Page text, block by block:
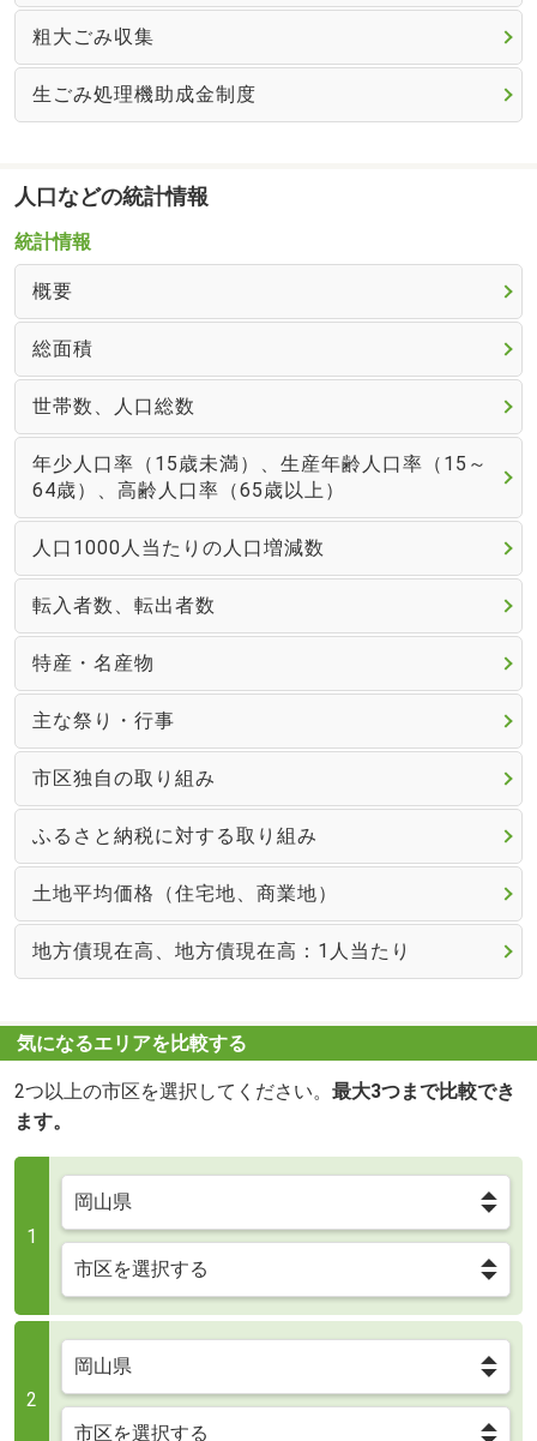
粗大ごみ収集
生ごみ処理機助成金制度
人口などの統計情報
統計情報
概要
総面積
世帯数、人口総数
年少人口率（15歳未満）、生産年齢人口率（15～
64歳）、高齢人口率（65歳以上）
人口1000人当たりの人口増減数
転入者数、転出者数
特産・名産物
主な祭り・行事
市区独自の取り組み
ふるさと納税に対する取り組み
土地平均価格（住宅地、商業地）
地方債現在高、地方債現在高：1人当たり
気になるエリアを比較する
2つ以上の市区を選択してください。 最大3つまで比較でき
ます。
1
2